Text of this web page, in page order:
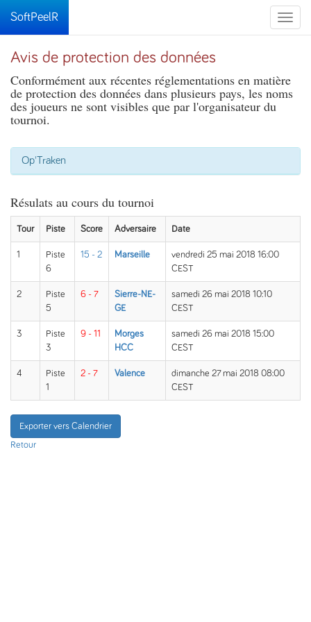
Toggle
SoftPeelR
Avis de protection des données
Conformément aux récentes réglementations en matière
de protection des données dans plusieurs pays, les noms
des joueurs ne sont visibles que par l'organisateur du
tournoi.
Op'Traken
Résulats au cours du tournoi
Tour Piste Score Adversaire Date
1
Piste
6
15 - 2 Marseille
vendredi 25 mai 2018 16:00
CEST
2
Piste
5
6 - 7
Sierre-NE-
GE
samedi 26 mai 2018 10:10
CEST
3
Piste
3
9 - 11
Morges
HCC
samedi 26 mai 2018 15:00
CEST
4
Piste
1
2 - 7 Valence
dimanche 27 mai 2018 08:00
CEST
Exporter vers Calendrier
Retour